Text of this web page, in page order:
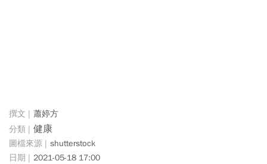
蕭婷方
健康
shutterstock
2021-05-18 17:00